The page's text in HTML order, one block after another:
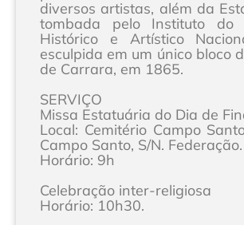
diversos artistas, além da
tombada pelo Instituto do
Histórico e Artístico
esculpida em um único bloco
de Carrara, em 1865.
SERVIÇO
Missa Estatuária do Dia de
Local: Cemitério Campo
Campo Santo, S/N. Federação.
Horário: 9h
Celebração inter-religiosa
Horário: 10h30.